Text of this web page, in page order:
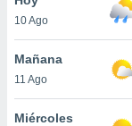
en
más
nuestra
10 Ago
Mañana
11 Ago
Miércoles